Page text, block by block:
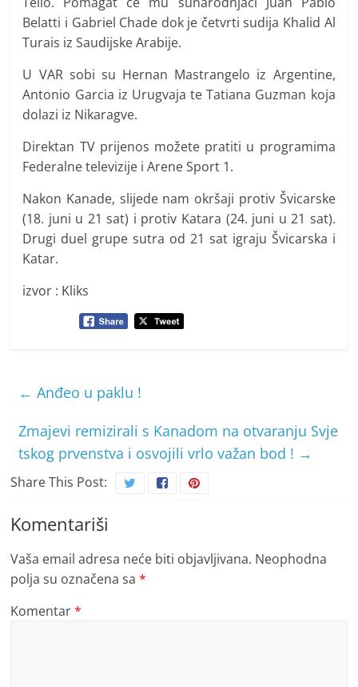
Belatti i Gabriel Chade dok je četvrti sudija Khalid Al
Turais iz Saudijske Arabije.
U VAR sobi su Hernan Mastrangelo iz Argentine,
Antonio Garcia iz Urugvaja te Tatiana Guzman koja
dolazi iz Nikaragve.
Direktan TV prijenos možete pratiti u programima
Federalne televizije i Arene Sport 1.
Nakon Kanade, slijede nam okršaji protiv Švicarske
(18. juni u 21 sat) i protiv Katara (24. juni u 21 sat).
Drugi duel grupe sutra od 21 sat igraju Švicarska i
Katar.
izvor : Kliks
← Anđeo u paklu !
Zmajevi remizirali s Kanadom na otvaranju Svje
tskog prvenstva i osvojili vrlo važan bod ! →
Share This Post:
Komentariši
Vaša email adresa neće biti objavljivana. Neophodna
polja su označena sa*
Komentar*